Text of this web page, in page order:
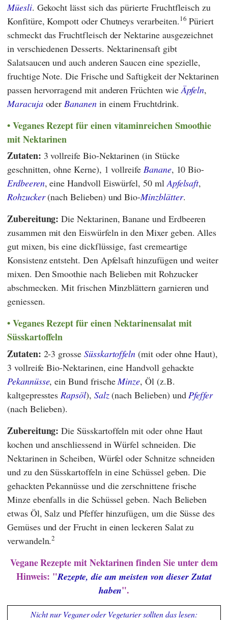
Müesli. Gekocht lässt sich das pürierte Fruchtfleisch zu
Konfitüre, Kompott oder Chutneys verarbeiten.16 Püriert
schmeckt das Fruchtfleisch der Nektarine ausgezeichnet
in verschiedenen Desserts. Nektarinensaft gibt
Salatsaucen und auch anderen Saucen eine spezielle,
fruchtige Note. Die Frische und Saftigkeit der Nektarinen
passen hervorragend mit anderen Früchten wieÄpfeln,
MaracujaoderBananenin einem Fruchtdrink.
Veganes Rezept für einen vitaminreichen Smoothie
mit Nektarinen
Zutaten: 3 vollreife Bio-Nektarinen (in Stücke
geschnitten, ohne Kerne), 1 vollreife Banane, 10 Bio-
Erdbeeren, eine Handvoll Eiswürfel, 50 mlApfelsaft,
Rohzucker(nach Belieben) und Bio-Minzblätter.
Zubereitung:Die Nektarinen, Banane und Erdbeeren
zusammen mit den Eiswürfeln in den Mixer geben. Alles
gut mixen, bis eine dickflüssige, fast cremeartige
Konsistenz entsteht. Den Apfelsaft hinzufügen und weiter
mixen. Den Smoothie nach Belieben mit Rohzucker
abschmecken. Mit frischen Minzblättern garnieren und
geniessen.
Veganes Rezept für einen Nektarinensalat mit
Süsskartoffeln
Zutaten: 2-3 grosse Süsskartoffeln (mit oder ohne Haut),
3 vollreife Bio-Nektarinen, eine Handvoll gehackte
Pekannüsse, ein Bund frische Minze, Öl (z.B.
kaltgepresstes Rapsöl), Salz(nach Belieben) und Pfeffer
(nach Belieben).
Zubereitung:Die Süsskartoffeln mit oder ohne Haut
kochen und anschliessend in Würfel schneiden. Die
Nektarinen in Scheiben, Würfel oder Schnitze schneiden
und zu den Süsskartoffeln in eine Schüssel geben. Die
gehackten Pekannüsse und die zerschnittene frische
Minze ebenfalls in die Schüssel geben. Nach Belieben
etwas Öl, Salz und Pfeffer hinzufügen, um die Süsse des
Gemüses und der Frucht in einen leckeren Salat zu
verwandeln.2
Vegane Rezepte mit Nektarinen finden Sie unter dem
Hinweis: "Rezepte, die am meisten von dieser Zutat
haben".
Nicht nur Veganer oder Vegetarier sollten das lesen: